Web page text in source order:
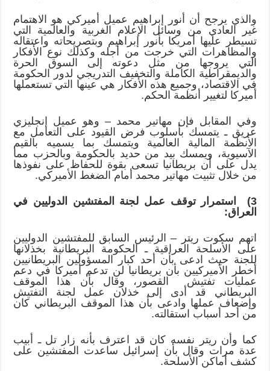
والذي يرجح أن أنور إبراهيم عميل أميركي هو الاهتمام
غير العادي من وسائل الإعلام الغربية والعالمية التي
تسيطر عليها أمريكا بأنور إبراهيم وبتصريحاته واعتقاله
والمظاهرات التي خرجت من أجله وكذلك نوع الأفكار
التي يروجها من مثل دعوته إلى السوق الحرة
والديمقراطية الكاملة والتخفيف التدريجي لدور الحكومة
في الاقتصاد، وجميع هذه الأفكار هي عينها التي تستعملها
أميركا لتغيير أنظمة الحكم.
وفي المقابل فإن مهاتير محمد – وهو عميل إنجليزي
عريق ـ يتمسك بأسلوب فرض القيود على التعامل مع
الأنظمة المالية العالمية ويتمسك بما يسميه بالقيم
الآسيوية، ويمسك بيد من حديد بالحكومة وبالحزب مما
يدل على أن بريطانيا تسعى بقوة للحفاظ على نفوذها
من خلال تثبيت مهاتير محمد أمام الضغط الأميركي.
3) استمرار توقف عمل لجنة المفتشين الدوليين في
العراق:
اتهم سكوت ريتر – الرئيس السابق للمفتشين الدوليين
على الأسلحة العراقية ـ الحكومة البريطانية بخذلانها
للجنة حيث ادعى بأن أحد كبار المسؤولين البريطانيين
أخطر الأميركيين بأن بريطانيا لن تدعم أميركا في دعم
عمليات تفتيش القصور، وقال بأن هذا الموقف
البريطاني قد أدى إلى خذلان عمل لجنة التفتيش
وإضعاف عملها وادعى بأن هذا الموقف البريطاني كان
من أحد أسباب استقالته.
كما وأن ريتر نفسه كان قد اعترف بأنه زار تل ـ أبيب
عدة مرات وقال بأن إسرائيل ساعدت المفتشين على
كشف أماكن الأسلحة.